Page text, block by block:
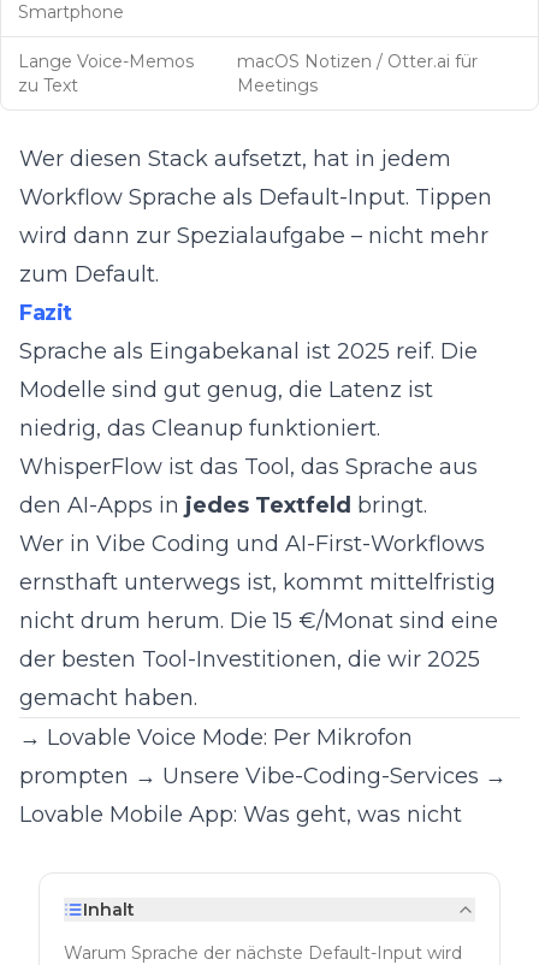
Smartphone
Lange Voice-Memos
zu Text
macOS Notizen / Otter.ai für
Meetings
Wer diesen Stack aufsetzt, hat in jedem
Workflow Sprache als Default-Input. Tippen
wird dann zur Spezialaufgabe – nicht mehr
zum Default.
Fazit
Sprache als Eingabekanal ist 2025 reif. Die
Modelle sind gut genug, die Latenz ist
niedrig, das Cleanup funktioniert.
WhisperFlow ist das Tool, das Sprache aus
den AI-Apps in jedes Textfeld bringt.
Wer in Vibe Coding und AI-First-Workflows
ernsthaft unterwegs ist, kommt mittelfristig
nicht drum herum. Die 15 €/Monat sind eine
der besten Tool-Investitionen, die wir 2025
gemacht haben.
→ Lovable Voice Mode: Per Mikrofon
prompten → Unsere Vibe-Coding-Services →
Lovable Mobile App: Was geht, was nicht
Inhalt
Warum Sprache der nächste Default-Input wird